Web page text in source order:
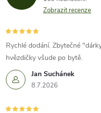
Zobrazit recenze
Jan Suchánek
8.7.2026
Rychlé dodání. Zbytečné
hvězdičky všude po bytě.